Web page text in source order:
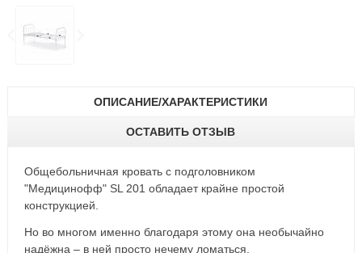
ОПИСАНИЕ/ХАРАКТЕРИСТИКИ
ОСТАВИТЬ ОТЗЫВ
Общебольничная кровать с подголовником
"Медицинофф" SL 201 обладает крайне простой
конструкцией.
Но во многом именно благодаря этому она необычайно
надёжна – в ней просто нечему ломаться.